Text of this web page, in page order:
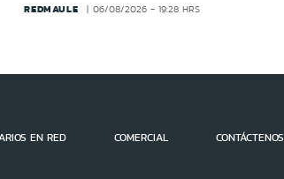
REDMAULE 06/08/2026 - 19:28 HRS
EN RED COMERCIAL CONTÁCTENOS